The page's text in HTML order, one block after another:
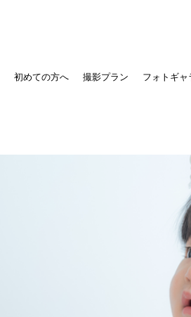
初めての方へ 撮影プラン フォトギャ